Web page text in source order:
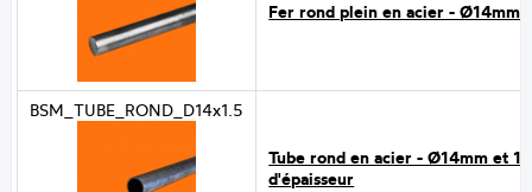
Fer rond plein en acier - Ø14mm
BSM_TUBE_ROND_D14x1.5
Tube rond en acier - Ø14mm et
d'épaisseur